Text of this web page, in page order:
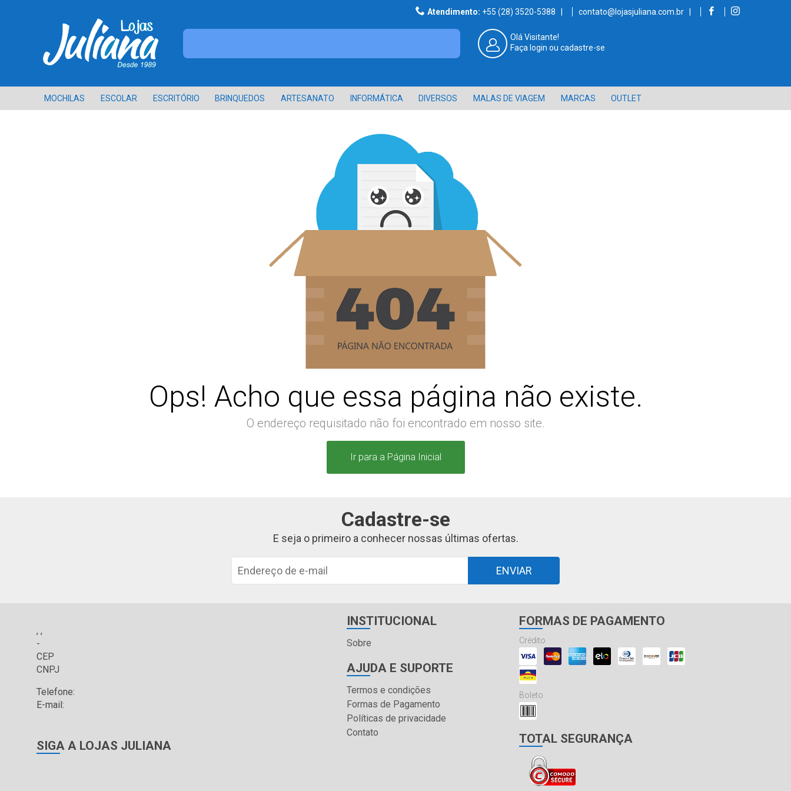
Atendimento: +55 (28) 3520-5388 | contato@lojasjuliana.com.br |
Olá Visitante!
Faça login ou cadastre-se
MOCHILAS ESCOLAR ESCRITÓRIO BRINQUEDOS ARTESANATO INFORMÁTICA DIVERSOS MALAS DE VIAGEM MARCAS OUTLET
Ops! Acho que essa página não existe.
O endereço requisitado não foi encontrado em nosso site.
Ir para a Página Inicial
Cadastre-se
E seja o primeiro a conhecer nossas últimas ofertas.
ENVIAR
, ,
-
CEP
CNPJ
Telefone:
E-mail:
SIGA A LOJAS JULIANA
INSTITUCIONAL
Sobre
AJUDA E SUPORTE
Termos e condições
Formas de Pagamento
Políticas de privacidade
Contato
FORMAS DE PAGAMENTO
Crédito
Boleto
TOTAL SEGURANÇA